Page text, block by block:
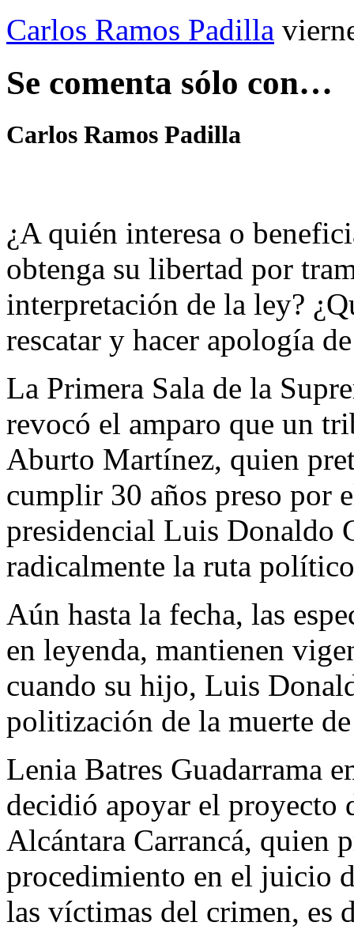
Carlos Ramos Padilla
Se comenta sólo con…
Carlos Ramos Padilla
¿A quién interesa o
obtenga su libertad por
interpretación de la ley?
rescatar y hacer apología
La Primera Sala de la
revocó el amparo que un
Aburto Martínez, quien
cumplir 30 años preso por
presidencial Luis Donaldo
radicalmente la ruta
Aún hasta la fecha, las
en leyenda, mantienen
cuando su hijo, Luis
politización de la muerte
Lenia Batres Guadarrama
decidió apoyar el proyecto
Alcántara Carrancá, quien
procedimiento en el juicio
las víctimas del crimen, es